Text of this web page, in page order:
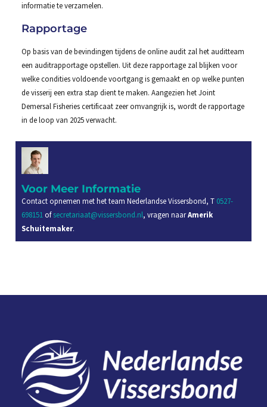
informatie te verzamelen.
Rapportage
Op basis van de bevindingen tijdens de online audit zal het auditteam
een auditrapportage opstellen. Uit deze rapportage zal blijken voor
welke condities voldoende voortgang is gemaakt en op welke punten
de visserij een extra stap dient te maken. Aangezien het Joint
Demersal Fisheries certificaat zeer omvangrijk is, wordt de rapportage
in de loop van 2025 verwacht.
Voor Meer Informatie
Contact opnemen met het team Nederlandse Vissersbond, T 0527-
698151ofsecretariaat@vissersbond.nl, vragen naarAmerik
Schuitemaker.